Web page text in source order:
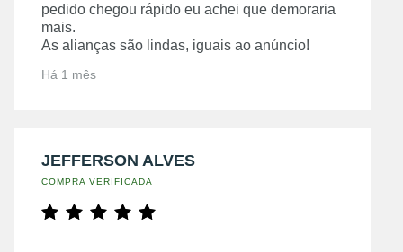
pedido chegou rápido eu achei que demoraria
mais.
As alianças são lindas, iguais ao anúncio!
Há 1 mês
JEFFERSON ALVES
COMPRA VERIFICADA